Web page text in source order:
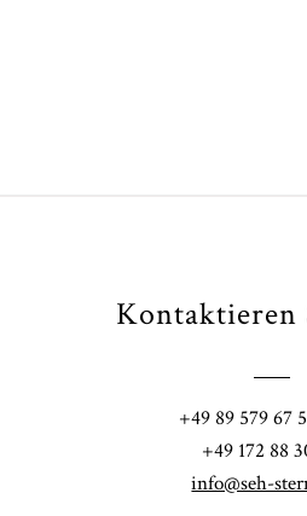
Kontaktieren
+49 89 579 67
+49 172 88
info@seh-